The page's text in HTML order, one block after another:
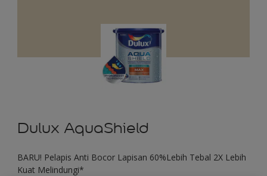
Dulux AquaShield
BARU! Pelapis Anti Bocor Lapisan 60%Lebih Tebal 2X Lebih
Kuat Melindungi*